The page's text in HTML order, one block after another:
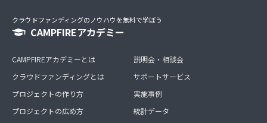
クラウドファンディングのノウハウを無料で学ぼう
CAMPFIREアカデミー
CAMPFIREアカデミーとは
クラウドファンディングとは
プロジェクトの作り方
プロジェクトの広め方
説明会・相談会
サポートサービス
実施事例
統計データ